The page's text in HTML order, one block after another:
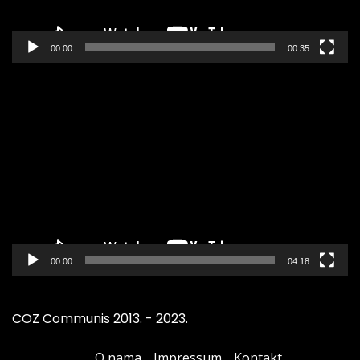
00:00 00:35
00:00 04:18
COZ Communis 2013. - 2023.